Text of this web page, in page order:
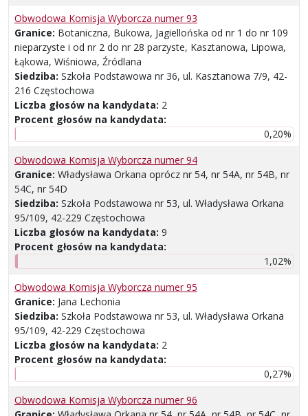
Obwodowa Komisja Wyborcza numer 93
Granice: Botaniczna, Bukowa, Jagiellońska od nr 1 do nr 109
nieparzyste i od nr 2 do nr 28 parzyste, Kasztanowa, Lipowa,
Łąkowa, Wiśniowa, Źródlana
Siedziba: Szkoła Podstawowa nr 36, ul. Kasztanowa 7/9, 42-
216 Częstochowa
Liczba głosów na kandydata: 2
Procent głosów na kandydata:
0,20%
Obwodowa Komisja Wyborcza numer 94
Granice: Władysława Orkana oprócz nr 54, nr 54A, nr 54B, nr
54C, nr 54D
Siedziba: Szkoła Podstawowa nr 53, ul. Władysława Orkana
95/109, 42-229 Częstochowa
Liczba głosów na kandydata: 9
Procent głosów na kandydata:
1,02%
Obwodowa Komisja Wyborcza numer 95
Granice: Jana Lechonia
Siedziba: Szkoła Podstawowa nr 53, ul. Władysława Orkana
95/109, 42-229 Częstochowa
Liczba głosów na kandydata: 2
Procent głosów na kandydata:
0,27%
Obwodowa Komisja Wyborcza numer 96